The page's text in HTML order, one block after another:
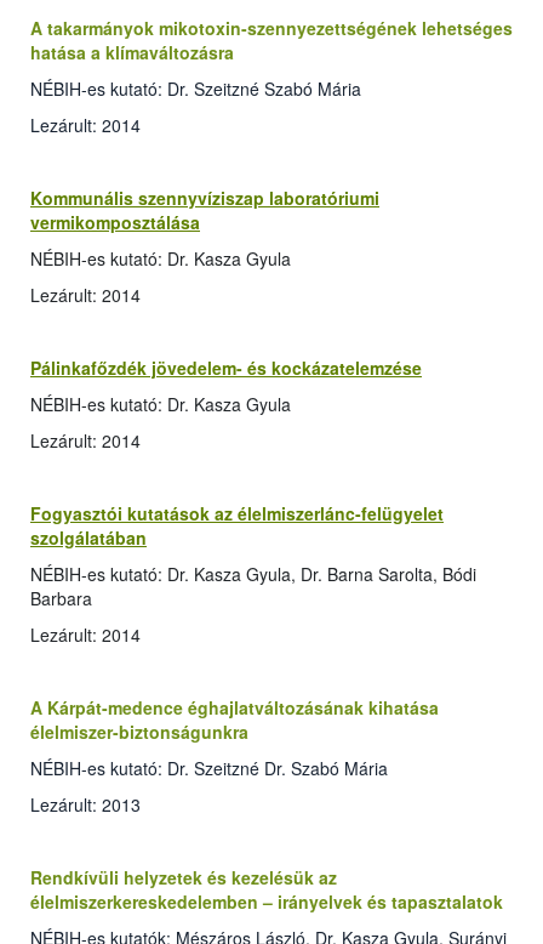
A takarmányok mikotoxin-szennyezettségének lehetséges
hatása a klímaváltozásra
NÉBIH-es kutató: Dr. Szeitzné Szabó Mária
Lezárult: 2014
Kommunális szennyvíziszap laboratóriumi
vermikomposztálása
NÉBIH-es kutató: Dr. Kasza Gyula
Lezárult: 2014
Pálinkafőzdék jövedelem- és kockázatelemzése
NÉBIH-es kutató: Dr. Kasza Gyula
Lezárult: 2014
Fogyasztói kutatások az élelmiszerlánc-felügyelet
szolgálatában
NÉBIH-es kutató: Dr. Kasza Gyula, Dr. Barna Sarolta, Bódi
Barbara
Lezárult: 2014
A Kárpát-medence éghajlatváltozásának kihatása
élelmiszer-biztonságunkra
NÉBIH-es kutató: Dr. Szeitzné Dr. Szabó Mária
Lezárult: 2013
Rendkívüli helyzetek és kezelésük az
élelmiszerkereskedelemben – irányelvek és tapasztalatok
NÉBIH-es kutatók: Mészáros László, Dr. Kasza Gyula, Surányi